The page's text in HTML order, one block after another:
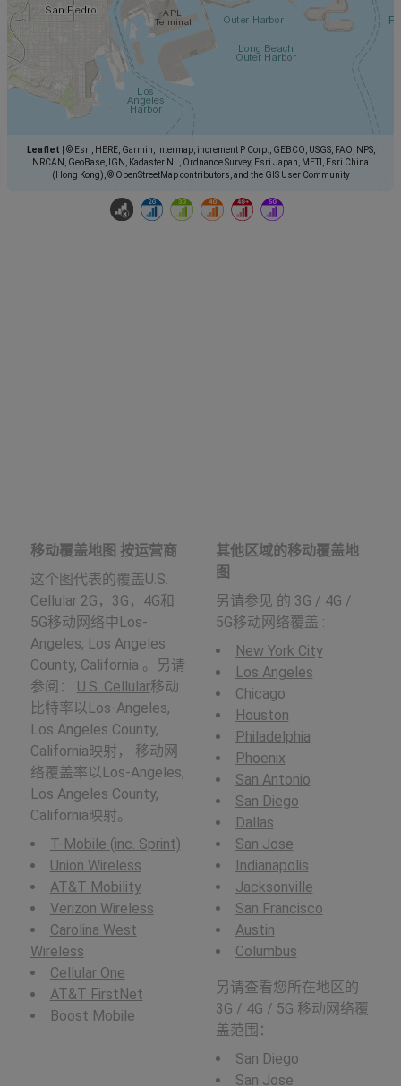
Leaflet
© Esri, HERE, Garmin, Intermap, increment P Corp., GEBCO, USGS, FAO, NPS,
NRCAN, GeoBase, IGN, Kadaster NL, Ordnance Survey, Esri Japan, METI, Esri China
(Hong Kong), © OpenStreetMap contributors, and the GIS User Community
移动覆盖地图 按运营商
这个图代表的覆盖U.S.
Cellular 2G，3G，4G和
5G移动网络中Los-
Angeles, Los Angeles
County, California 。另请
参阅： U.S. Cellular移动
比特率以Los-Angeles,
Los Angeles County,
California映射， 移动网
络覆盖率以Los-Angeles,
Los Angeles County,
California映射。
T-Mobile (inc. Sprint)
Union Wireless
AT&T Mobility
Verizon Wireless
Carolina West
Wireless
Cellular One
AT&T FirstNet
Boost Mobile
其他区域的移动覆盖地
图
另请参见 的 3G / 4G /
5G移动网络覆盖 :
New York City
Los Angeles
Chicago
Houston
Philadelphia
Phoenix
San Antonio
San Diego
Dallas
San Jose
Indianapolis
Jacksonville
San Francisco
Austin
Columbus
另请查看您所在地区的
3G / 4G / 5G 移动网络覆
盖范围：
San Diego
San Jose